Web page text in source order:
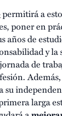
permitirá a
poner en
años de
y la
de
larga